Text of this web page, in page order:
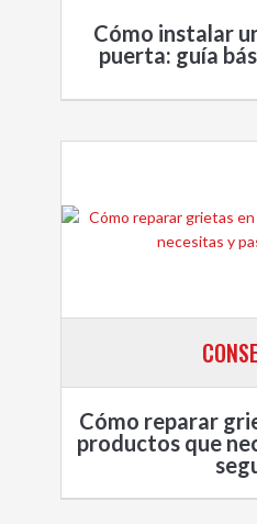
Cómo instalar
puerta: guía
Cómo reparar
productos que